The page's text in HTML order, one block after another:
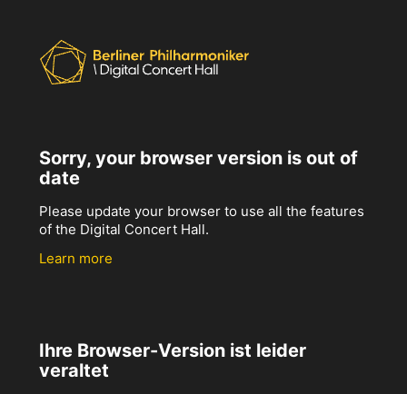
Sorry, your browser version is out of
date
Please update your browser to use all the features
of the Digital Concert Hall.
Learn more
Ihre Browser-Version ist leider
veraltet